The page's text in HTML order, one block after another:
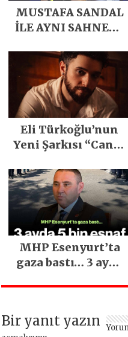
MUSTAFA SANDAL
İLE AYNI SAHNEDE
Eli Türkoğlu’nun
Yeni Şarkısı “Canın
İlgi Gördü!..
MHP Esenyurt’ta
gaza bastı… 3 ayda
edildi
Bir yanıt yazın